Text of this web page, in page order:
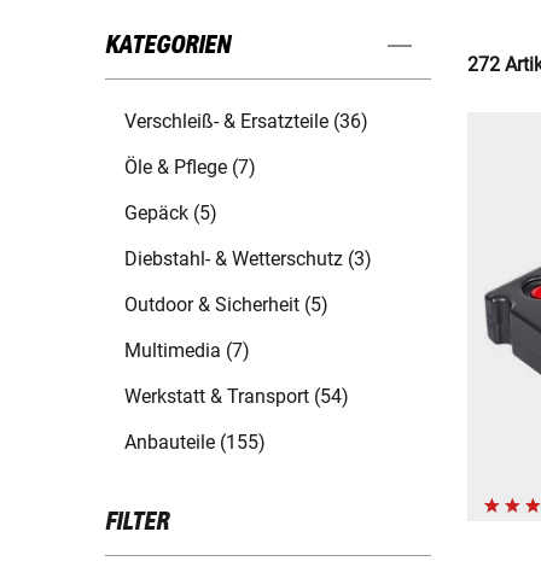
KATEGORIEN
Verschleiß- & Ersatzteile (36)
Öle & Pflege (7)
Gepäck (5)
Diebstahl- & Wetterschutz (3)
Outdoor & Sicherheit (5)
Multimedia (7)
Werkstatt & Transport (54)
Anbauteile (155)
FILTER
272